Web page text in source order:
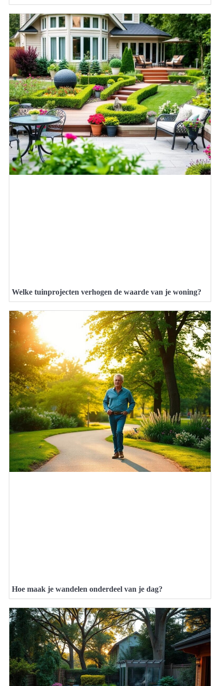
Welke tuinprojecten verhogen de waarde van je woning?
Hoe maak je wandelen onderdeel van je dag?